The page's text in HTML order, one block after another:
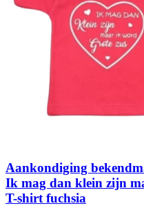
Aankondiging
Ik mag dan klein zijn
T-shirt fuchsia